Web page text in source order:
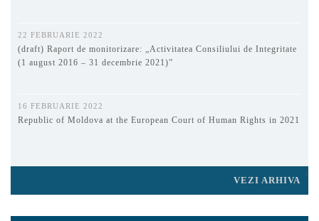
22 FEBRUARIE 2022
(draft) Raport de monitorizare: „Activitatea Consiliului de Integritate
(1 august 2016 – 31 decembrie 2021)”
16 FEBRUARIE 2022
Republic of Moldova at the European Court of Human Rights in 2021
VEZI ARHIVA